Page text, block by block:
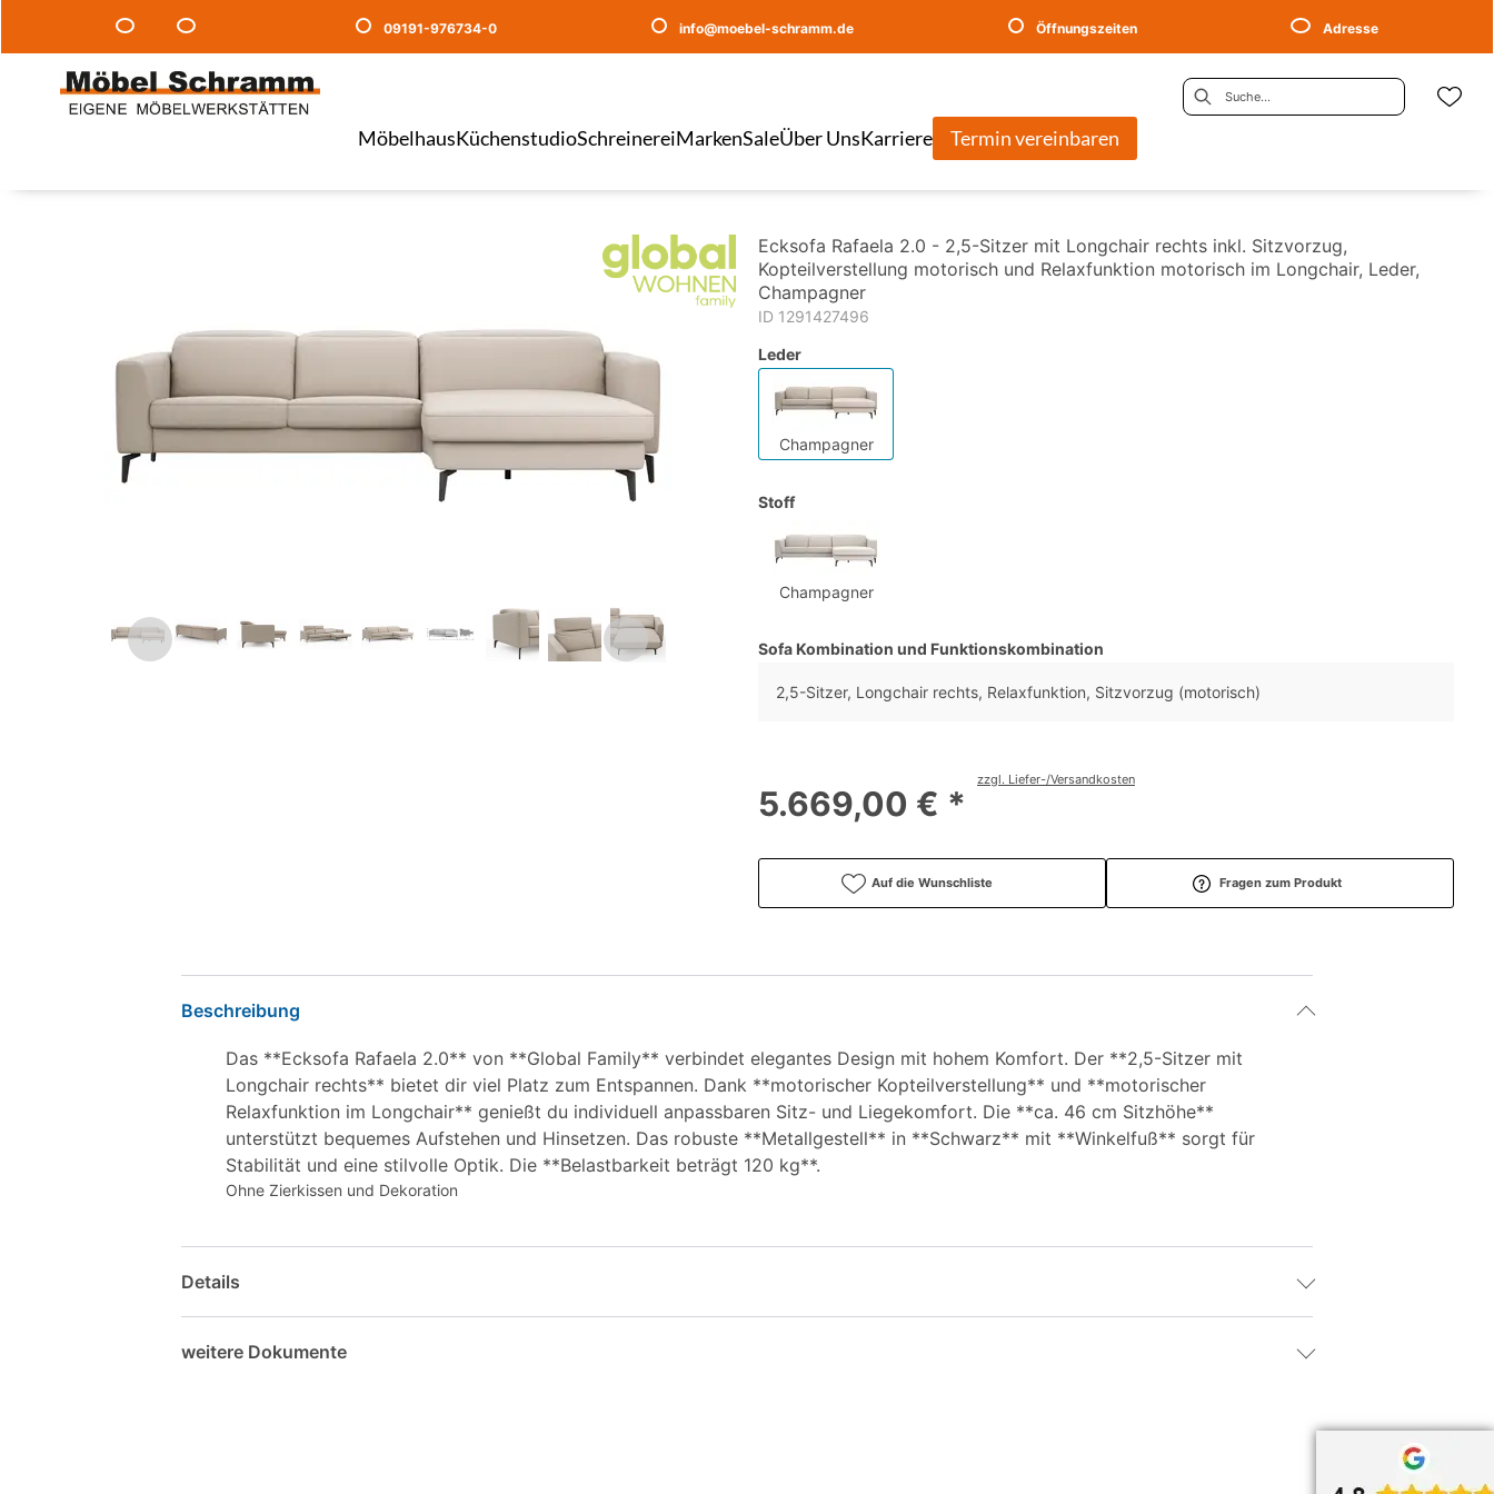
09191-976734-0 info@moebel-schramm.de Öffnungszeiten Adresse
MöbelhausKüchenstudioSchreinereiMarkenSaleÜber UnsKarriere Termin vereinbaren
Ecksofa Rafaela 2.0 - 2,5-Sitzer mit Longchair rechts inkl. Sitzvorzug,
Kopteilverstellung motorisch und Relaxfunktion motorisch im Longchair, Leder,
Champagner
ID 1291427496
Leder
Champagner
Stoff
Champagner
Sofa Kombination und Funktionskombination
2,5-Sitzer, Longchair rechts, Relaxfunktion, Sitzvorzug (motorisch)
5.669,00 € *
zzgl. Liefer-/Versandkosten
Auf die Wunschliste Fragen zum Produkt
Beschreibung
Das **Ecksofa Rafaela 2.0** von **Global Family** verbindet elegantes Design mit hohem Komfort. Der **2,5-Sitzer mit
Longchair rechts** bietet dir viel Platz zum Entspannen. Dank **motorischer Kopteilverstellung** und **motorischer
Relaxfunktion im Longchair** genießt du individuell anpassbaren Sitz- und Liegekomfort. Die **ca. 46 cm Sitzhöhe**
unterstützt bequemes Aufstehen und Hinsetzen. Das robuste **Metallgestell** in **Schwarz** mit **Winkelfuß** sorgt für
Stabilität und eine stilvolle Optik. Die **Belastbarkeit beträgt 120 kg**.
Ohne Zierkissen und Dekoration
Details
weitere Dokumente